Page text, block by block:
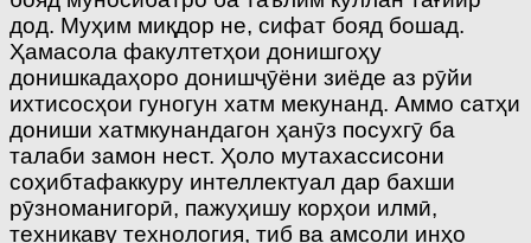
дод. Муҳим миқдор не, сифат бояд бошад.
Ҳамасола факултетҳои донишгоҳу
донишкадаҳоро донишҷӯёни зиёде аз рӯйи
ихтисосҳои гуногун хатм мекунанд. Аммо сатҳи
дониши хатмкунандагон ҳанӯз посухгӯ ба
талаби замон нест. Ҳоло мутахассисони
соҳибтафаккуру интеллектуал дар бахши
рӯзноманигорӣ, пажуҳишу корҳои илмӣ,
техникаву технология, тиб ва амсоли инҳо